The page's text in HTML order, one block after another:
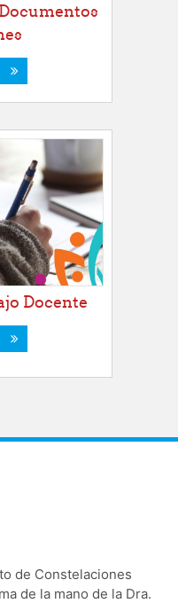
Docente
de Constelaciones
de la mano de la Dra.